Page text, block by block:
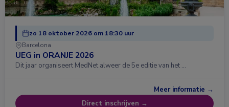
zo 18 oktober 2026 om 18:30 uur
Barcelona
UEG in ORANJE 2026
Dit jaar organiseert MedNet alweer de 5e editie van het …
Meer informatie →
Direct inschrijven →